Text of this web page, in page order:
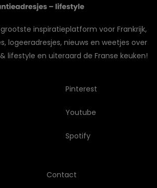
inspiratieplatform voor Frankrijk,
logeeradresjes, nieuws en weetjes over
lifestyle en uiteraard de Franse keuken!
Pinterest
Youtube
Spotify
Contact